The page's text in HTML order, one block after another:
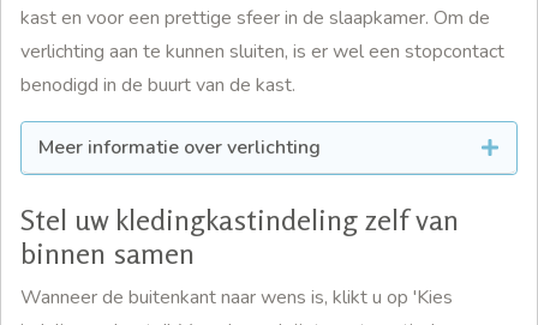
kast en voor een prettige sfeer in de slaapkamer. Om de
verlichting aan te kunnen sluiten, is er wel een stopcontact
benodigd in de buurt van de kast.
Meer informatie over verlichting
Stel uw kledingkastindeling zelf van
binnen samen
Wanneer de buitenkant naar wens is, klikt u op 'Kies